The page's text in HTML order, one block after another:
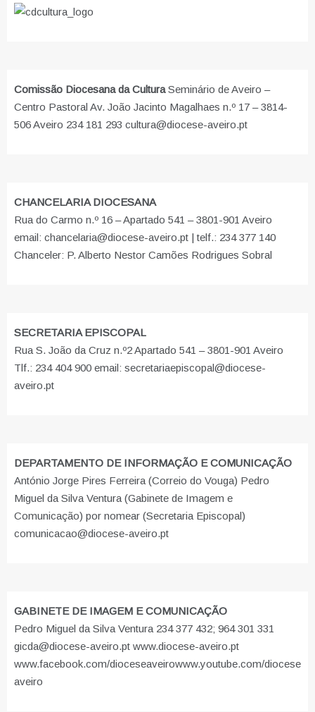
Comissão Diocesana da CulturaSeminário de Aveiro –
Centro Pastoral Av. João Jacinto Magalhaes n.º 17 – 3814-
506 Aveiro 234 181 293 cultura@diocese-aveiro.pt
CHANCELARIA DIOCESANA
Rua do Carmo n.º 16 – Apartado 541 – 3801-901 Aveiro
email: chancelaria@diocese-aveiro.pt | telf.: 234 377 140
Chanceler: P. Alberto Nestor Camões Rodrigues Sobral
SECRETARIA EPISCOPAL
Rua S. João da Cruz n.º2 Apartado 541 – 3801-901 Aveiro
Tlf.: 234 404 900 email: secretariaepiscopal@diocese-
aveiro.pt
DEPARTAMENTO DE INFORMAÇÃO E COMUNICAÇÃO
António Jorge Pires Ferreira (Correio do Vouga) Pedro
Miguel da Silva Ventura (Gabinete de Imagem e
Comunicação) por nomear (Secretaria Episcopal)
comunicacao@diocese-aveiro.pt
GABINETE DE IMAGEM E COMUNICAÇÃO
Pedro Miguel da Silva Ventura 234 377 432; 964 301 331
gicda@diocese-aveiro.pt www.diocese-aveiro.pt
www.facebook.com/dioceseaveirowww.youtube.com/diocese
aveiro